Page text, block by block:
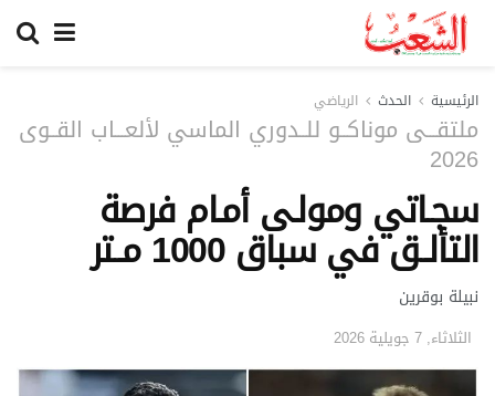
الرئيسية الحدث الرياضي
ملتقـــى موناكــو للــدوري الماسي لألعـــاب القــوى
2026
سجـاتي ومولـى أمـام فرصة
التألــق في سباق 1000 مــتر
نبيلة بوقرين
الثلاثاء, 7 جويلية 2026